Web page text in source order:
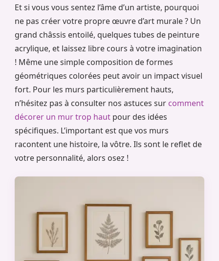
Et si vous vous sentez l’âme d’un artiste, pourquoi
ne pas créer votre propre œuvre d’art murale ? Un
grand châssis entoilé, quelques tubes de peinture
acrylique, et laissez libre cours à votre imagination
! Même une simple composition de formes
géométriques colorées peut avoir un impact visuel
fort. Pour les murs particulièrement hauts,
n’hésitez pas à consulter nos astuces sur comment
décorer un mur trop haut pour des idées
spécifiques. L’important est que vos murs
racontent une histoire, la vôtre. Ils sont le reflet de
votre personnalité, alors osez !